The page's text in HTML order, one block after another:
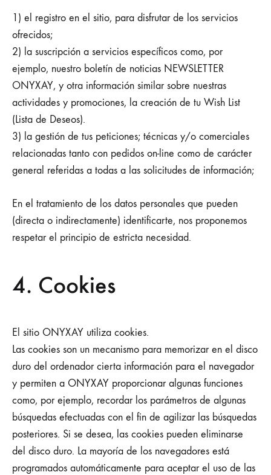
1) el registro en el sitio, para disfrutar de los servicios
ofrecidos;
2) la suscripción a servicios específicos como, por
ejemplo, nuestro boletín de noticias NEWSLETTER
ONYXAY, y otra información similar sobre nuestras
actividades y promociones, la creación de tu Wish List
(Lista de Deseos).
3) la gestión de tus peticiones; técnicas y/o comerciales
relacionadas tanto con pedidos on-line como de carácter
general referidas a todas a las solicitudes de información;
En el tratamiento de los datos personales que pueden
(directa o indirectamente) identificarte, nos proponemos
respetar el principio de estricta necesidad.
4. Cookies
El sitio ONYXAY utiliza cookies.
Las cookies son un mecanismo para memorizar en el disco
duro del ordenador cierta información para el navegador
y permiten a ONYXAY proporcionar algunas funciones
como, por ejemplo, recordar los parámetros de algunas
búsquedas efectuadas con el fin de agilizar las búsquedas
posteriores. Si se desea, las cookies pueden eliminarse
del disco duro. La mayoría de los navegadores está
programados automáticamente para aceptar el uso de las